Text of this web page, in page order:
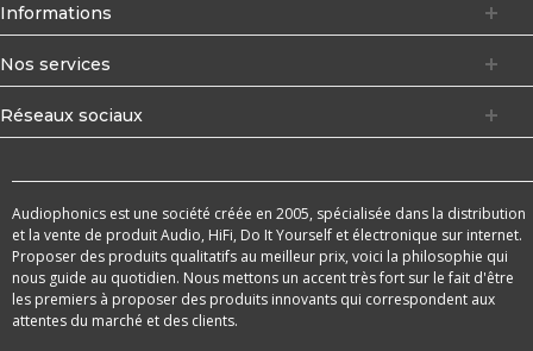
Informations
Nos services
Réseaux sociaux
Audiophonics est une société créée en 2005, spécialisée dans la distribution
et la vente de produit Audio, HiFi, Do It Yourself et électronique sur internet.
Proposer des produits qualitatifs au meilleur prix, voici la philosophie qui
nous guide au quotidien. Nous mettons un accent très fort sur le fait d'être
les premiers à proposer des produits innovants qui correspondent aux
attentes du marché et des clients.